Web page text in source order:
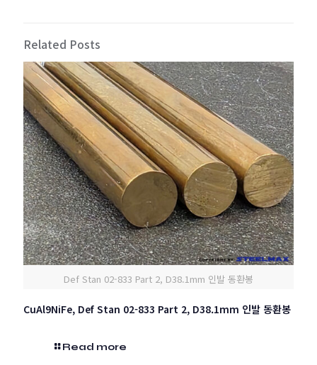
Related Posts
Def Stan 02-833 Part 2, D38.1mm 인발 동환봉
CuAl9NiFe, Def Stan 02-833 Part 2, D38.1mm 인발 동환봉
Read more